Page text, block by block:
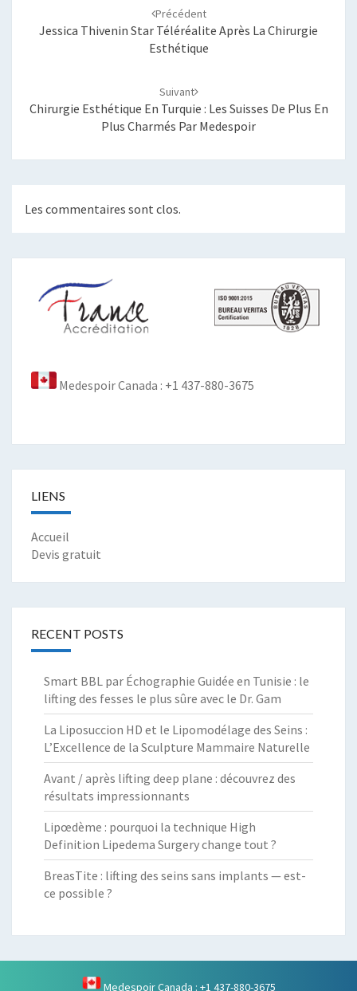
Précédent
Jessica Thivenin Star Téléréalite Après La Chirurgie
Esthétique
Suivant
Chirurgie Esthétique En Turquie : Les Suisses De Plus En
Plus Charmés Par Medespoir
Les commentaires sont clos.
Medespoir Canada : +1 437-880-3675
LIENS
Accueil
Devis gratuit
RECENT POSTS
Smart BBL par Échographie Guidée en Tunisie : le
lifting des fesses le plus sûre avec le Dr. Gam
La Liposuccion HD et le Lipomodélage des Seins :
L’Excellence de la Sculpture Mammaire Naturelle
Avant / après lifting deep plane : découvrez des
résultats impressionnants
Lipœdème : pourquoi la technique High
Definition Lipedema Surgery change tout ?
BreasTite : lifting des seins sans implants — est-
ce possible ?
Medespoir Canada : +1 437-880-3675